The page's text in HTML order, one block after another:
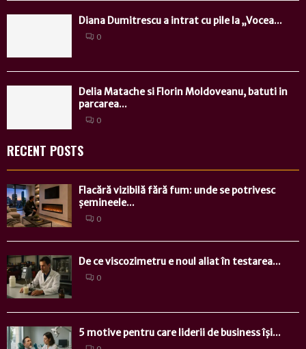
Diana Dumitrescu a intrat cu pile la „Vocea...
0
Delia Matache si Florin Moldoveanu, batuti in
parcarea...
0
RECENT POSTS
Flacără vizibilă fără fum: unde se potrivesc
șemineele...
0
De ce viscozimetru e noul aliat în testarea...
0
5 motive pentru care liderii de business își...